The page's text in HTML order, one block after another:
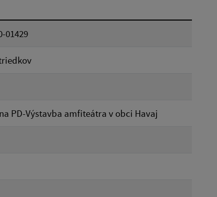
01429
PD-Výstavba amfiteátra v obci Havaj